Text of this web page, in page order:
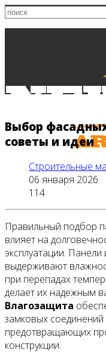
Главная
Все новости
Выбор
советы и идеи
Строительные
06 января 2026
114
Правильный подбор
влияет на
эксплуатации.
выдерживают
при перепадах
делает их надежным
Влагозащита
замковых
предотвращающих
конструкции.